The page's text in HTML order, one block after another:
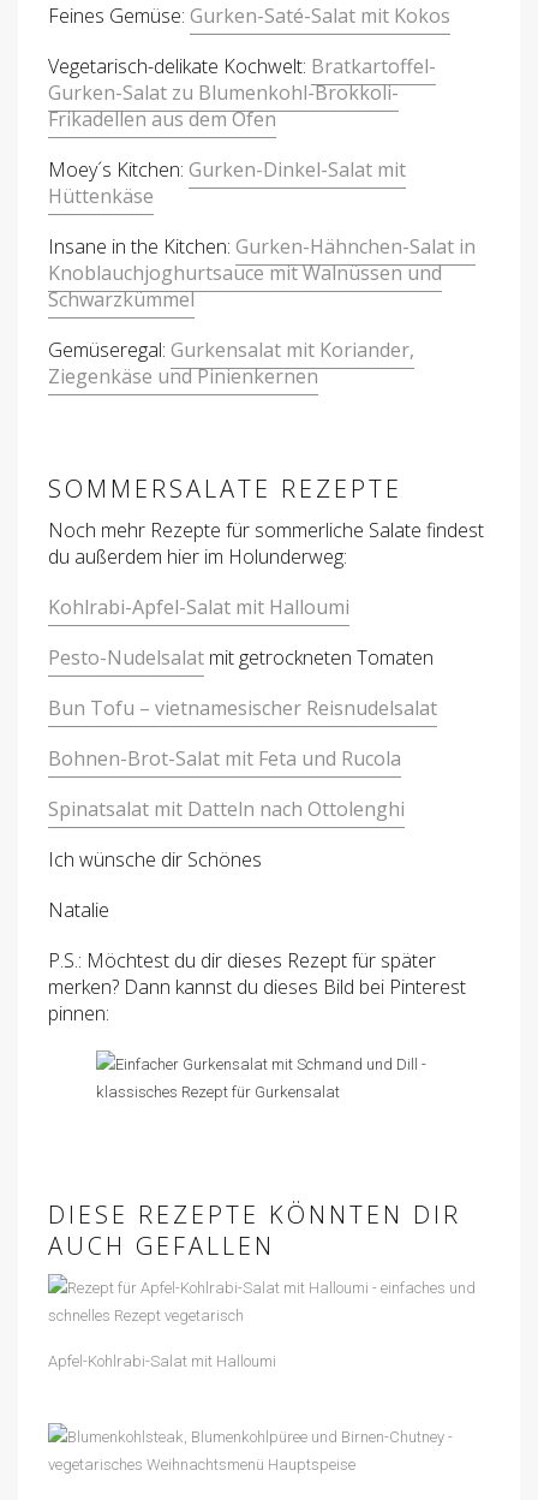
Feines Gemüse: Gurken-Saté-Salat mit Kokos
Vegetarisch-delikate Kochwelt: Bratkartoffel-
Gurken-Salat zu Blumenkohl-Brokkoli-
Frikadellen aus dem Ofen
Moey´s Kitchen: Gurken-Dinkel-Salat mit
Hüttenkäse
Insane in the Kitchen: Gurken-Hähnchen-Salat in
Knoblauchjoghurtsauce mit Walnüssen und
Schwarzkümmel
Gemüseregal: Gurkensalat mit Koriander,
Ziegenkäse und Pinienkernen
SOMMERSALATE REZEPTE
Noch mehr Rezepte für sommerliche Salate findest
du außerdem hier im Holunderweg:
Kohlrabi-Apfel-Salat mit Halloumi
Pesto-Nudelsalat mit getrockneten Tomaten
Bun Tofu – vietnamesischer Reisnudelsalat
Bohnen-Brot-Salat mit Feta und Rucola
Spinatsalat mit Datteln nach Ottolenghi
Ich wünsche dir Schönes
Natalie
P.S.: Möchtest du dir dieses Rezept für später
merken? Dann kannst du dieses Bild bei Pinterest
pinnen:
DIESE REZEPTE KÖNNTEN DIR
AUCH GEFALLEN
Apfel-Kohlrabi-Salat mit Halloumi